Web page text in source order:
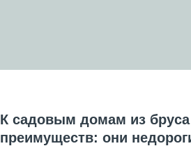
К садовым домам из
преимуществ: они